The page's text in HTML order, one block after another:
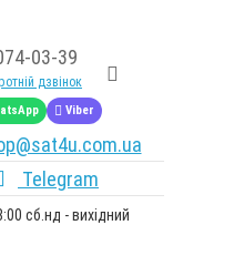
03-39
дзвінок
Viber
Telegram
сб.нд - вихідний